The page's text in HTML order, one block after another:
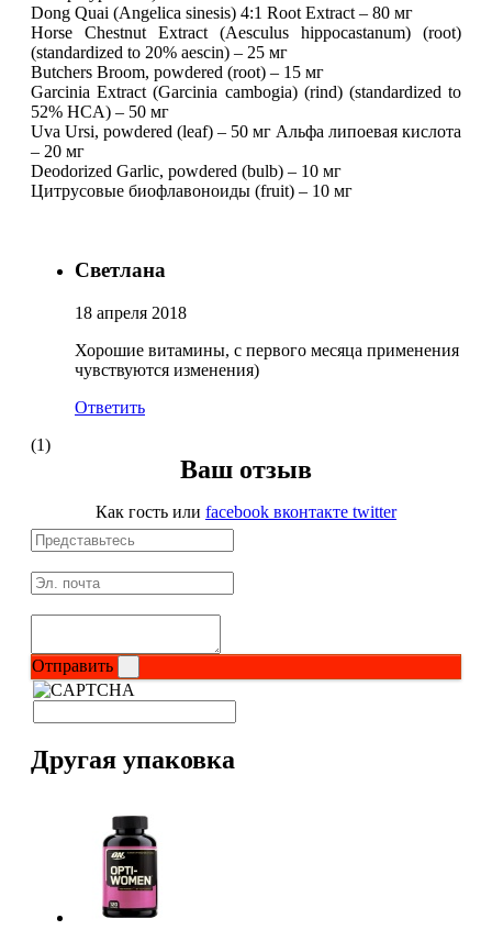
НАЗАД
Ремни и перчатки
Шейкеры и бутылки
Прочее
Фитнес резинки
Полезные продукты
НАЗАД
Соусы и Топпинги
Распродажа NOW
Dong Quai (Angelica sinesis) 4:1 Root Extract – 80 мг
Horse Chestnut Extract (Aesculus hippocastanum) (root)
(standardized to 20% aescin) – 25 мг
Butchers Broom, powdered (root) – 15 мг
Garcinia Extract (Garcinia cambogia) (rind) (standardized to
52% HCA) – 50 мг
Uva Ursi, powdered (leaf) – 50 мг Альфа липоевая кислота
– 20 мг
Deodorized Garlic, powdered (bulb) – 10 мг
Цитрусовые биофлавоноиды (fruit) – 10 мг
Светлана
18 апреля 2018
Хорошие витамины, с первого месяца применения
чувствуются изменения)
Ответить
(1)
Ваш отзыв
Как гость или facebook вконтакте twitter
Отправить
Другая упаковка